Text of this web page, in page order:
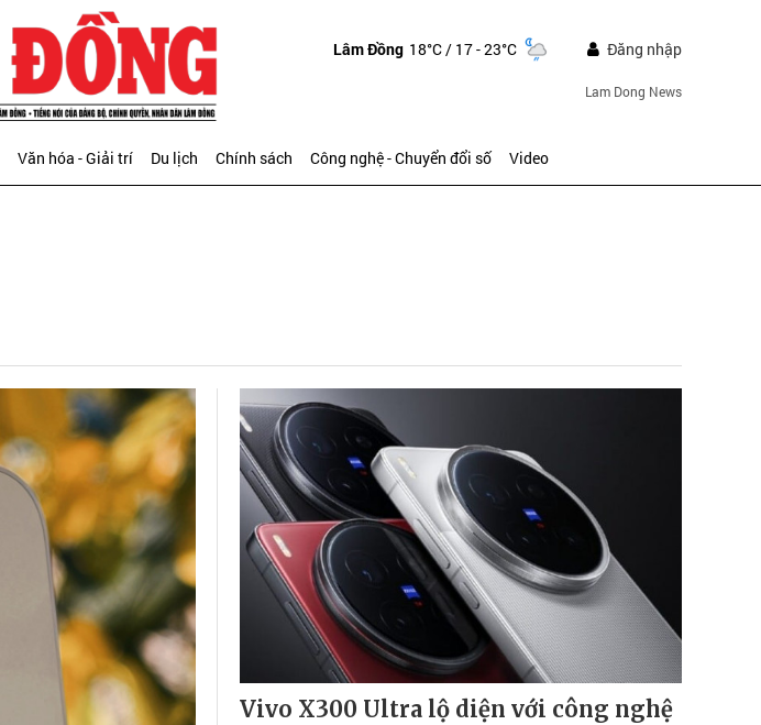
Lâm Đồng 18°C/ 17 - 23°C Đăng nhập
Lam Dong News
Văn hóa - Giải trí Du lịch Chính sách Công nghệ - Chuyển đổi số Video
Vivo X300 Ultra lộ diện với công nghệ